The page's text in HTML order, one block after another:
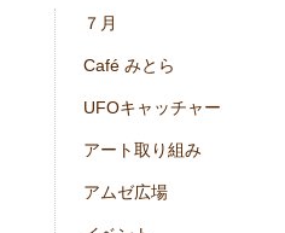
７月
Café みとら
UFOキャッチャー
アート取り組み
アムゼ広場